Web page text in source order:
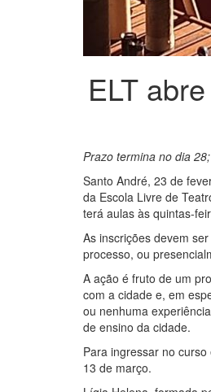
ELT
Prazo termina no dia
Santo André, 23 de
da Escola Livre de
terá aulas às quintas-
As inscrições devem
processo, ou
A ação é fruto de um
com a cidade e, em
ou nenhuma
de ensino da cidade.
Para ingressar no
13 de março.